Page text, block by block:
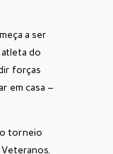
a ser
atleta do
forças
em casa –
torneio